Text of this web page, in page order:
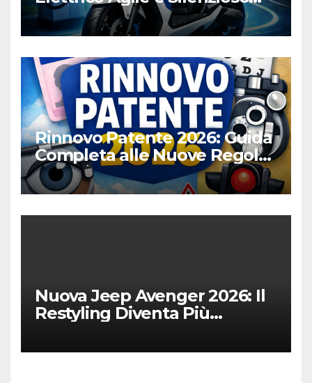
per la Città
Rinnovo Patente 2026: Guida
Completa alle Nuove Regole,
Digitalizzazione e Costi
Nuova Jeep Avenger 2026: Il
Restyling Diventa Più
Fedele al DNA Off-Road